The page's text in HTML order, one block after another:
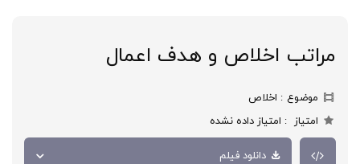
مراتب اخلاص و هدف اعمال
موضوع
اخلاص
امتیاز
امتیاز داده نشده
دانلود فیلم